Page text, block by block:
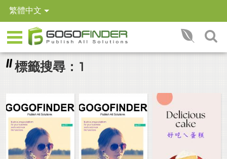
繁體中文
標籤搜尋：1